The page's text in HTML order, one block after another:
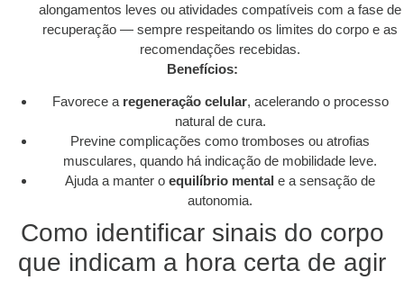
alongamentos leves ou atividades compatíveis com a fase de
recuperação — sempre respeitando os limites do corpo e as
recomendações recebidas.
Benefícios:
Favorece a regeneração celular, acelerando o processo
natural de cura.
Previne complicações como tromboses ou atrofias
musculares, quando há indicação de mobilidade leve.
Ajuda a manter o equilíbrio mental e a sensação de
autonomia.
Como identificar sinais do corpo
que indicam a hora certa de agir